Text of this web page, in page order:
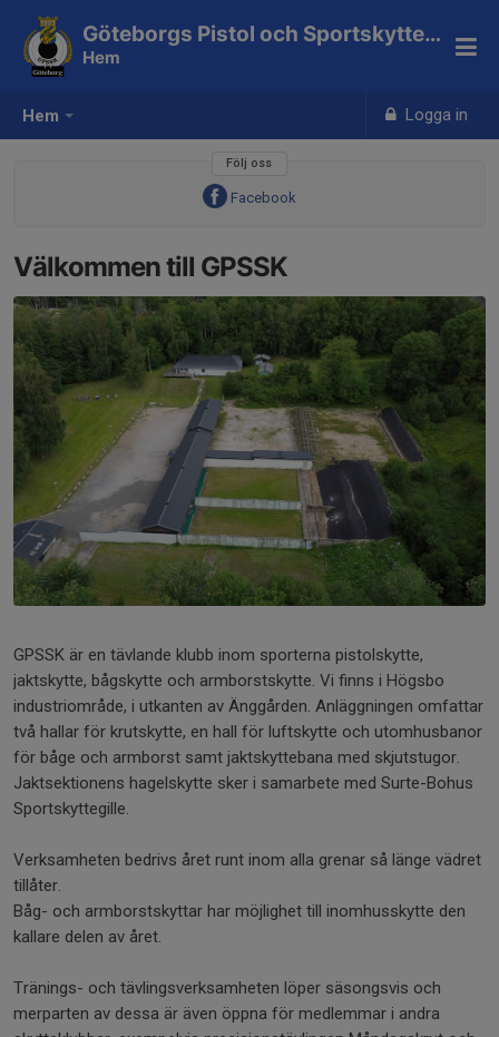
Hem Logga in
Göteborgs Pistol och Sportskytteklubb
Hem
Följ oss
Facebook
Välkommen till GPSSK
GPSSK är en tävlande klubb inom sporterna pistolskytte,
jaktskytte, bågskytte och armborstskytte. Vi finns i Högsbo
industriområde, i utkanten av Änggården. Anläggningen omfattar
två hallar för krutskytte, en hall för luftskytte och utomhusbanor
för båge och armborst samt jaktskyttebana med skjutstugor.
Jaktsektionens hagelskytte sker i samarbete med Surte-Bohus
Sportskyttegille.
Verksamheten bedrivs året runt inom alla grenar så länge vädret
tillåter.
Båg- och armborstskyttar har möjlighet till inomhusskytte den
kallare delen av året.
Tränings- och tävlingsverksamheten löper säsongsvis och
merparten av dessa är även öppna för medlemmar i andra